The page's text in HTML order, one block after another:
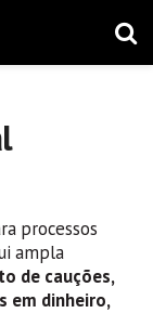
processos
ampla
de cauções,
em dinheiro,